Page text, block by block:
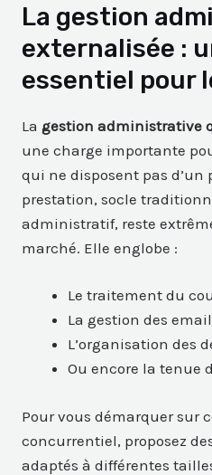
La gestion
externalisée :
essentiel pour
Lagestion administrative
une charge importante
qui ne disposent pas d’un
prestation, socle
administratif, reste
marché. Elle englobe :
Le traitement du
La gestion des
L’organisation des
Ou encore la tenue
Pour vous démarquer sur
concurrentiel, proposez
adaptés à différentes